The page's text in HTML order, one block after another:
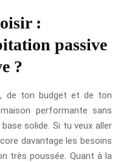
:
passive
?
de ton budget et de ton
performante sans
solide. Si tu veux aller
davantage les besoins
très poussée. Quant à la